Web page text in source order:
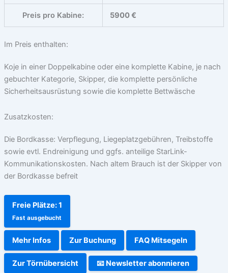
Preis pro Kabine: 5900 €
Im Preis enthalten:
Koje in einer Doppelkabine oder eine komplette Kabine, je nach
gebuchter Kategorie, Skipper, die komplette persönliche
Sicherheitsausrüstung sowie die komplette Bettwäsche
Zusatzkosten:
Die Bordkasse: Verpflegung, Liegeplatzgebühren, Treibstoffe
sowie evtl. Endreinigung und ggfs. anteilige StarLink-
Kommunikationskosten. Nach altem Brauch ist der Skipper von
der Bordkasse befreit
Freie Plätze: 1
Fast ausgebucht
Mehr Infos Zur Buchung FAQ Mitsegeln
Zur Törnübersicht 📧 Newsletter abonnieren